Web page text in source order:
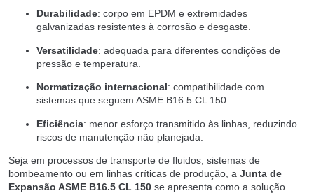
Durabilidade: corpo em EPDM e extremidades
galvanizadas resistentes à corrosão e desgaste.
Versatilidade: adequada para diferentes condições de
pressão e temperatura.
Normatização internacional: compatibilidade com
sistemas que seguem ASME B16.5 CL 150.
Eficiência: menor esforço transmitido às linhas, reduzindo
riscos de manutenção não planejada.
Seja em processos de transporte de fluidos, sistemas de
bombeamento ou em linhas críticas de produção, a Junta de
Expansão ASME B16.5 CL 150 se apresenta como a solução